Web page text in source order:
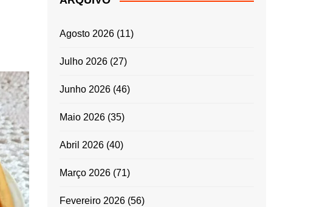
ENTRADAS E
GRATINADOS
MASSAS
TEMPEROS
MICRO-ONDAS
PORTUGUESA
Agosto 2026 (11)
Julho 2026 (27)
Junho 2026 (46)
Maio 2026 (35)
Abril 2026 (40)
Março 2026 (71)
Fevereiro 2026 (56)